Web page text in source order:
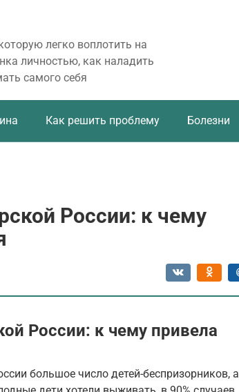
легко воплотить на
личностью, как наладить
самого себя
Как решить проблему Болезни
России: к чему
России: к чему привела
большое число детей-беспризорников, а